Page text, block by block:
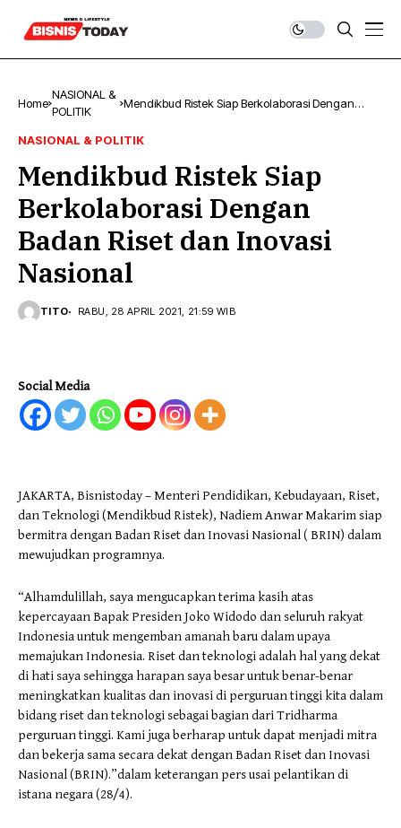
Home
NASIONAL &
POLITIK
Mendikbud Ristek Siap Berkolaborasi Dengan
NASIONAL & POLITIK
Mendikbud Ristek Siap
Berkolaborasi Dengan
Badan Riset dan Inovasi
Nasional
TITO RABU, 28 APRIL 2021, 21:59 WIB
Social Media
JAKARTA, Bisnistoday – Menteri Pendidikan, Kebudayaan, Riset,
dan Teknologi (Mendikbud Ristek), Nadiem Anwar Makarim siap
bermitra dengan Badan Riset dan Inovasi Nasional ( BRIN) dalam
mewujudkan programnya.
“Alhamdulillah, saya mengucapkan terima kasih atas
kepercayaan Bapak Presiden Joko Widodo dan seluruh rakyat
Indonesia untuk mengemban amanah baru dalam upaya
memajukan Indonesia. Riset dan teknologi adalah hal yang dekat
di hati saya sehingga harapan saya besar untuk benar-benar
meningkatkan kualitas dan inovasi di perguruan tinggi kita dalam
bidang riset dan teknologi sebagai bagian dari Tridharma
perguruan tinggi. Kami juga berharap untuk dapat menjadi mitra
dan bekerja sama secara dekat dengan Badan Riset dan Inovasi
Nasional (BRIN).”dalam keterangan pers usai pelantikan di
istana negara (28/4).